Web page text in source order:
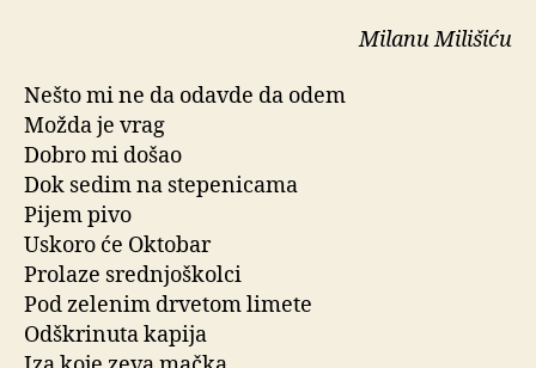
Milanu Milišiću
Nešto mi ne da odavde da odem
Možda je vrag
Dobro mi došao
Dok sedim na stepenicama
Pijem pivo
Uskoro će Oktobar
Prolaze srednjoškolci
Pod zelenim drvetom limete
Odškrinuta kapija